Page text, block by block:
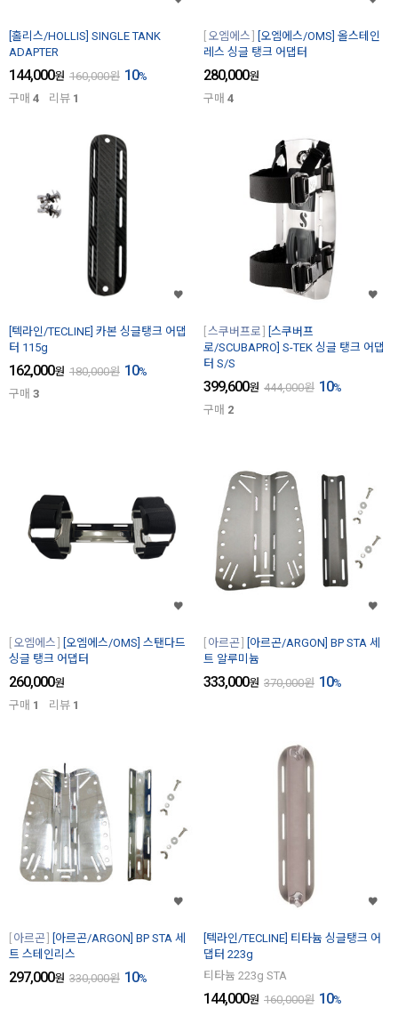
[홀리스/HOLLIS] SINGLE TANK
ADAPTER
144,000원 160,000원 10%
구매 4 리뷰 1
오엠에스
[오엠에스/OMS] 올스테인
레스 싱글 탱크 어댑터
280,000원
구매 4
[텍라인/TECLINE] 카본 싱글탱크 어댑
터 115g
162,000원 180,000원 10%
구매 3
스쿠버프로
[스쿠버프
로/SCUBAPRO] S-TEK 싱글 탱크 어댑
터 S/S
399,600원 444,000원 10%
구매 2
오엠에스
[오엠에스/OMS] 스탠다드
싱글 탱크 어댑터
260,000원
구매 1 리뷰 1
아르곤
[아르곤/ARGON] BP STA 세
트 알루미늄
333,000원 370,000원 10%
아르곤
[아르곤/ARGON] BP STA 세
트 스테인리스
297,000원 330,000원 10%
[텍라인/TECLINE] 티타늄 싱글탱크 어
댑터 223g
티타늄 223g STA
144,000원 160,000원 10%